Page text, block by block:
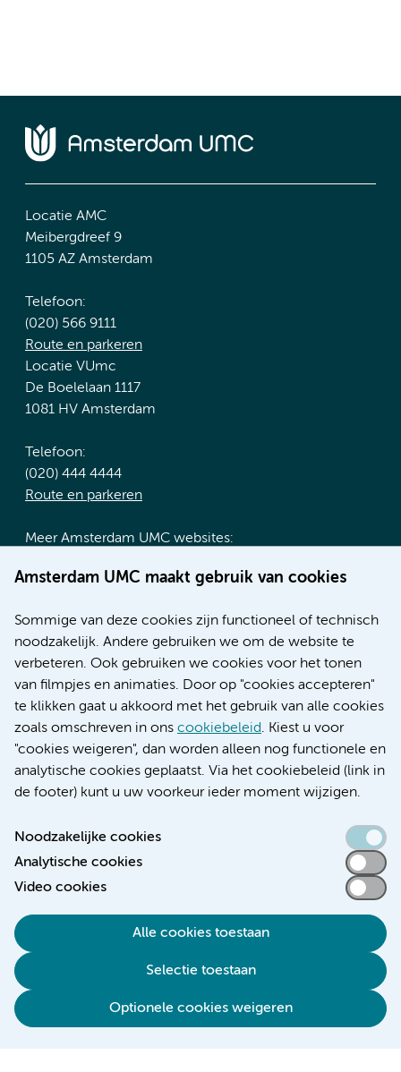
Amsterdam UMC maakt gebruik van cookies
Sommige van deze cookies zijn functioneel of technisch
noodzakelijk. Andere gebruiken we om de website te
verbeteren. Ook gebruiken we cookies voor het tonen
van filmpjes en animaties. Door op "cookies accepteren"
te klikken gaat u akkoord met het gebruik van alle cookies
zoals omschreven in ons cookiebeleid. Kiest u voor
"cookies weigeren", dan worden alleen nog functionele en
analytische cookies geplaatst. Via het cookiebeleid (link in
de footer) kunt u uw voorkeur ieder moment wijzigen.
Noodzakelijke cookies
Analytische cookies
Video cookies
Alle cookies toestaan
Selectie toestaan
Optionele cookies weigeren
Locatie AMC
Meibergdreef 9
1105 AZ Amsterdam
Telefoon:
(020) 566 9111
Route en parkeren
Locatie VUmc
De Boelelaan 1117
1081 HV Amsterdam
Telefoon:
(020) 444 4444
Route en parkeren
Meer Amsterdam UMC websites:
Werken bij Amsterdam UMC
Nieuws
Research
Educatie locatie AMC
Educatie locatie VUmc
Verwijzen & diagnostiek
Toegankelijkheidsverklaring
Cookieverklaring